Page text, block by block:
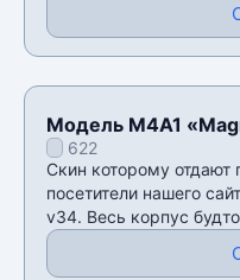
Модель M4A1
622
Скин которому отдают
посетители нашего
v34. Весь корпус